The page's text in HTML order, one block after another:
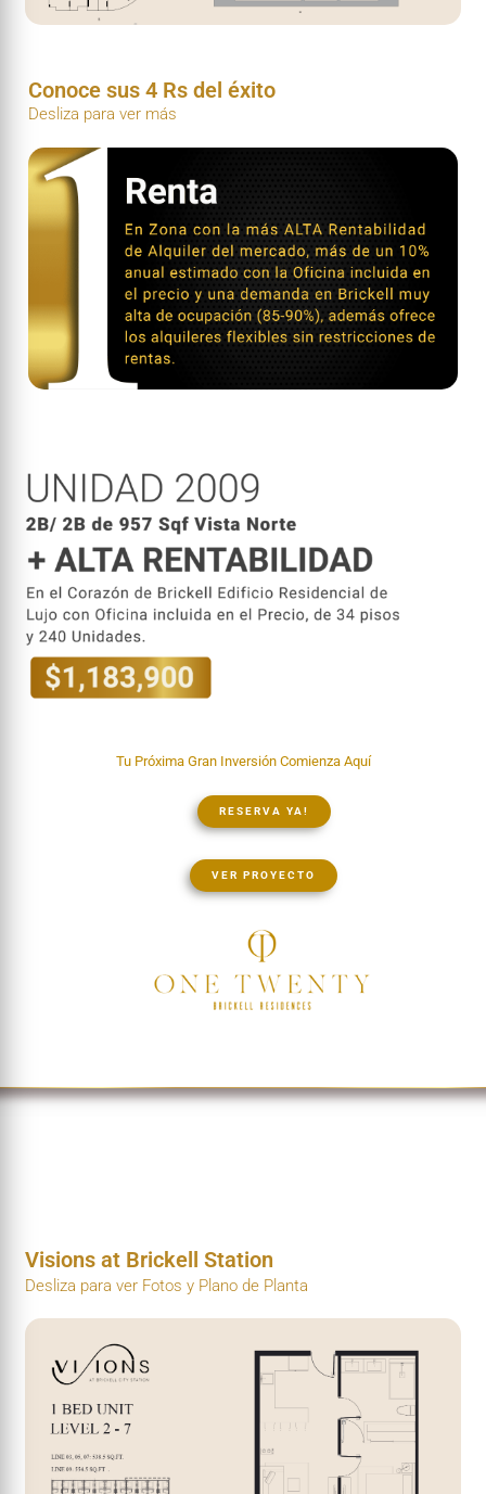
Conoce sus 4 Rs del éxito
Desliza para ver más
Tu Próxima Gran Inversión Comienza Aquí
RESERVA YA!
VER PROYECTO
Visions at Brickell Station
Desliza para ver Fotos y Plano de Planta